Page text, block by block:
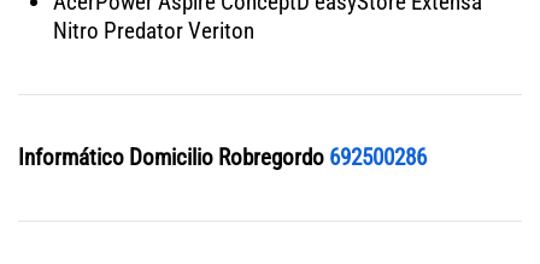
Nitro Predator Veriton
Informático Domicilio Robregordo 692500286